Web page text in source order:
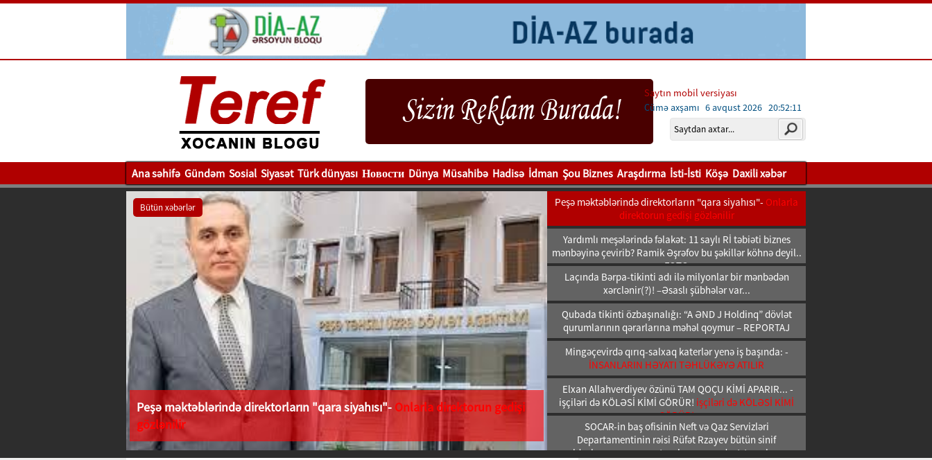
Saytın mobil versiyası
Cümə axşamı 6 avqust 2026 20:52:12
Ana səhifə Gündəm Sosial Siyasət Türk dünyası Новости Dünya Müsahibə Hadisə İdman Şou Biznes Araşdırma İsti-İsti Köşə Daxili xəbər
Bütün xəbərlər Peşə məktəblərində direktorların "qara siyahısı"- Onlarla
direktorun gedişi gözlənilir
Peşə məktəblərində direktorların "qara siyahısı"- Onlarla direktorun gedişi
gözlənilir
Yardımlı meşələrində fəlakət: 11 saylı Rİ təbiəti biznes
mənbəyinə çevirib? Ramik Əşrəfov bu şəkillər köhnə deyil..
FOTO
Laçında Bərpa-tikinti adı ilə milyonlar bir mənbədən
xərclənir(?)! –Əsaslı şübhələr var...
Qubada tikinti özbaşınalığı: “A ƏND J Holdinq” dövlət
qurumlarının qərarlarına məhəl qoymur – REPORTAJ
Mingəçevirdə qırıq-salxaq katerlər yenə iş başında: -
İNSANLARIN HƏYATI TƏHLÜKƏYƏ ATILIR
Elxan Allahverdiyev özünü TAM QOÇU KİMİ APARIR... -
işçiləri də KÖLƏSİ KİMİ GÖRÜR! işçiləri də KÖLƏSİ KİMİ
GÖRÜR!
SOCAR-in baş ofisinin Neft və Qaz Servizləri
Departamentinin rəisi Rüfət Rzayev bütün sinif
yoldaşlarına, uşaq vaxtı salam verən dost-tanışlarına